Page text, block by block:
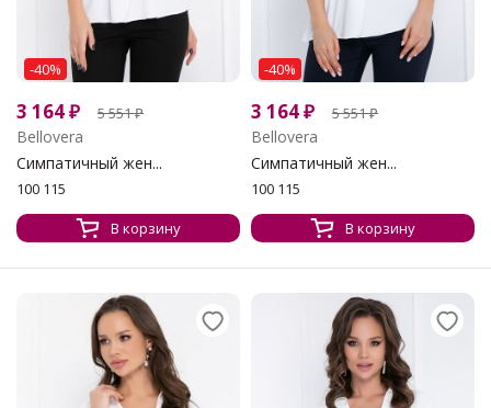
-40%
3 164₽ 5 551₽
Bellovera
Симпатичный жен...
100 115
В корзину
-40%
3 164₽ 5 551₽
Bellovera
Симпатичный жен...
100 115
В корзину